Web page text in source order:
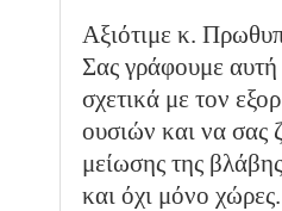
Αξιότιμε κ.
Σας γράφουμε αυτή
σχετικά με τον
ουσιών και να σας
μείωσης της
και όχι μόνο